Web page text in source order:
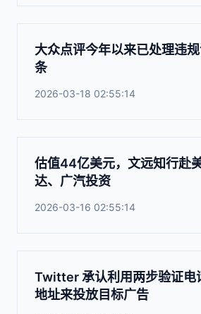
大众点评今年以来已处理违
条
2026-03-18 02:55:14
估值44亿美元，文远知行赴
达、广汽投资
2026-03-16 02:55:14
Twitter 承认利用两步验证电
地址来投放目标广告